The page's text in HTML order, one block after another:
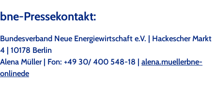
bne-Pressekontakt:
Bundesverband Neue Energiewirtschaft e.V. | Hackescher Markt
4 | 10178 Berlin
Alena Müller | Fon: +49 30/ 400 548-18 | alena.muellerbne-
onlinede